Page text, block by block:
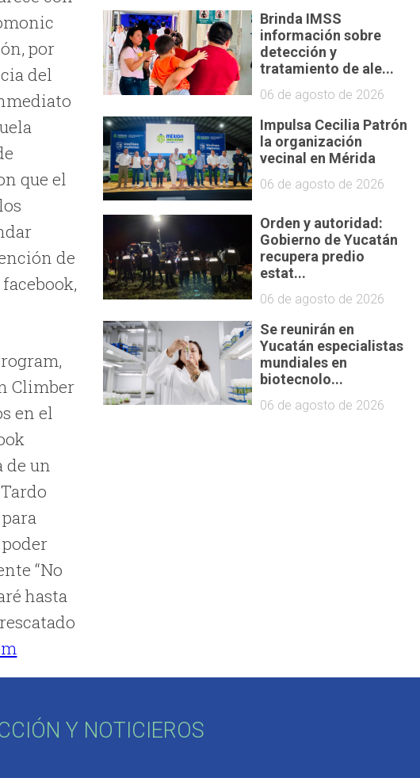
por
del
que el
de
Climber
en el
de un
“No
hasta
Brinda IMSS
información sobre
detección y
tratamiento de ale...
06 de agosto de 2026
Impulsa Cecilia Patrón
la organización
vecinal en Mérida
06 de agosto de 2026
Orden y autoridad:
Gobierno de Yucatán
recupera predio
estat...
06 de agosto de 2026
Se reunirán en
Yucatán especialistas
mundiales en
biotecnolo...
06 de agosto de 2026
Y NOTICIEROS